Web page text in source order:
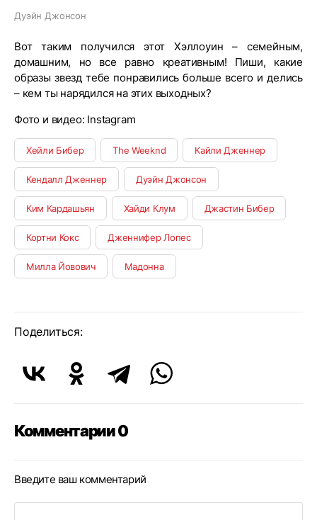
Дуэйн Джонсон
Вот таким получился этот Хэллоуин – семейным,
домашним, но все равно креативным! Пиши, какие
образы звезд тебе понравились больше всего и делись
– кем ты нарядился на этих выходных?
Фото и видео: Instagram
Хейли Бибер The Weeknd Кайли Дженнер
Кендалл Дженнер Дуэйн Джонсон
Ким Кардашьян Хайди Клум Джастин Бибер
Кортни Кокс Дженнифер Лопес
Милла Йовович Мадонна
Поделиться:
Комментарии 0
Введите ваш комментарий